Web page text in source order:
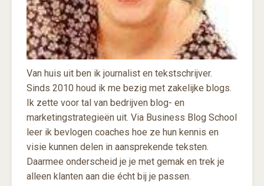
Van huis uit ben ik journalist en tekstschrijver.
Sinds 2010 houd ik me bezig met zakelijke blogs.
Ik zette voor tal van bedrijven blog- en
marketingstrategieën uit. Via Business Blog School
leer ik bevlogen coaches hoe ze hun kennis en
visie kunnen delen in aansprekende teksten.
Daarmee onderscheid je je met gemak en trek je
alleen klanten aan die écht bij je passen.